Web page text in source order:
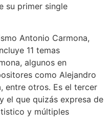
su primer single
Antonio Carmona,
11 temas
algunos en
como Alejandro
entre otros. Es el tercer
el que quizás expresa de
y múltiples